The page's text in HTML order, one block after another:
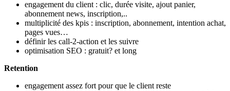
engagement du client : clic, durée visite, ajout panier,
abonnement news, inscription,..
multiplicité des kpis : inscription, abonnement, intention achat,
pages vues…
définir les call-2-action et les suivre
optimisation SEO : gratuit? et long
Retention
engagement assez fort pour que le client reste